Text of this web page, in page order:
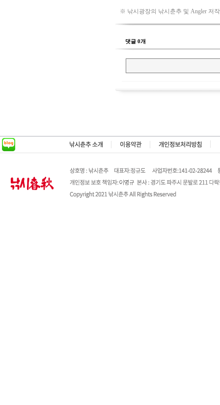
※ 낚시광장의 낚시춘추 및 Angler 저
댓글 0개